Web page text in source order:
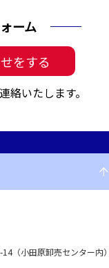
ーム
をする
絡いたします。
arrow_upward
（小田原卸売センター内）